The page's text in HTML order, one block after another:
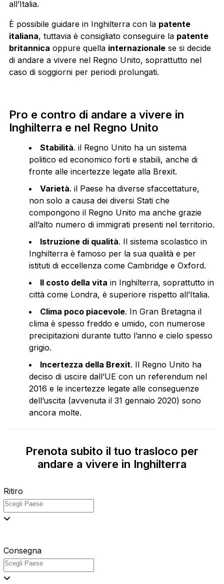
all’Italia.
È possibile guidare in Inghilterra con la patente
italiana, tuttavia è consigliato conseguire la patente
britannica oppure quella internazionale se si decide
di andare a vivere nel Regno Unito, soprattutto nel
caso di soggiorni per periodi prolungati.
Pro e contro di andare a vivere in
Inghilterra e nel Regno Unito
Stabilità. il Regno Unito ha un sistema
politico ed economico forti e stabili, anche di
fronte alle incertezze legate alla Brexit.
Varietà. il Paese ha diverse sfaccettature,
non solo a causa dei diversi Stati che
compongono il Regno Unito ma anche grazie
all’alto numero di immigrati presenti nel territorio.
Istruzione di qualità. Il sistema scolastico in
Inghilterra è famoso per la sua qualità e per
istituti di eccellenza come Cambridge e Oxford.
Il costo della vita in Inghilterra, soprattutto in
città come Londra, è superiore rispetto all’Italia.
Clima poco piacevole. In Gran Bretagna il
clima è spesso freddo e umido, con numerose
precipitazioni durante tutto l’anno e cielo spesso
grigio.
Incertezza della Brexit. Il Regno Unito ha
deciso di uscire dall’UE con un referendum nel
2016 e le incertezze legate alle conseguenze
dell’uscita (avvenuta il 31 gennaio 2020) sono
ancora molte.
Prenota subito il tuo trasloco per
andare a vivere in Inghilterra
Ritiro
Consegna